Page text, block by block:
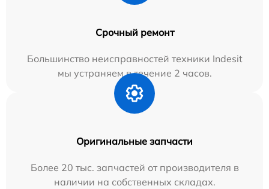
Срочный ремонт
Большинство неисправностей техники Indesit
мы устраняем в течение 2 часов.
Оригинальные запчасти
Более 20 тыс. запчастей от производителя в
наличии на собственных складах.